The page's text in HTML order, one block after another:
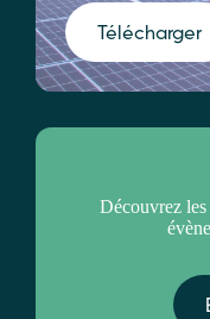
Télécharger
Découvrez